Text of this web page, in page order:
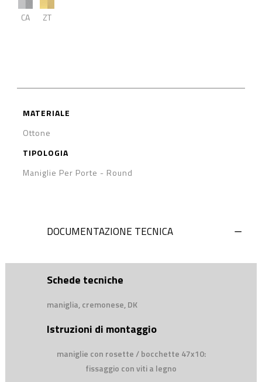
CA ZT
MATERIALE
Ottone
TIPOLOGIA
Maniglie Per Porte - Round
DOCUMENTAZIONE TECNICA
Schede tecniche
maniglia, cremonese, DK
Istruzioni di montaggio
maniglie con rosette / bocchette 47x10:
fissaggio con viti a legno